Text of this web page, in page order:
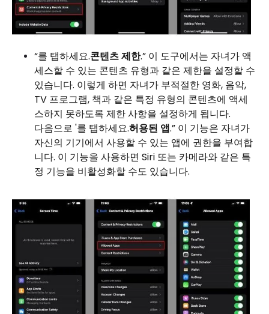
“를 탭하세요.콘텐츠 제한.” 이 도구에서는 자녀가 액
세스할 수 있는 콘텐츠 유형과 같은 제한을 설정할 수
있습니다. 이렇게 하면 자녀가 부적절한 영화, 음악,
TV 프로그램, 책과 같은 특정 유형의 콘텐츠에 액세
스하지 못하도록 제한 사항을 설정하게 됩니다.
다음으로 '를 탭하세요.허용된 앱.” 이 기능은 자녀가
자신의 기기에서 사용할 수 있는 앱에 권한을 부여합
니다. 이 기능을 사용하면 Siri 또는 카메라와 같은 특
정 기능을 비활성화할 수도 있습니다.